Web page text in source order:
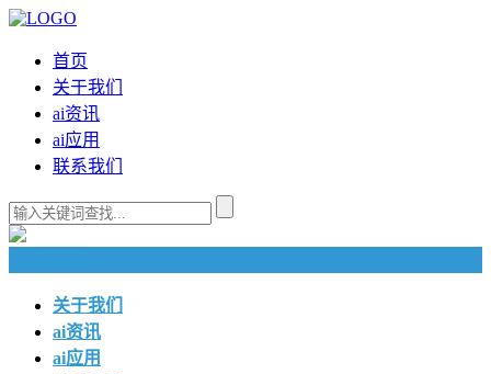
首页
关于我们
ai资讯
ai应用
联系我们
关于我们
ai资讯
ai应用